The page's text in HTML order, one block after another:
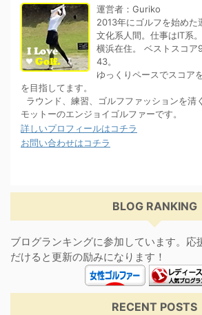
運営者：Guriko
2013年にゴルフを始めた
文化系人間。仕事はIT系。
横浜在住。 ベストスコア
43。
ゆっくりペースでスコア
を目指してます。
ラウンド、練習、ゴルフファッションを清
モットーのエンジョイゴルファーです。
詳しいプロフィールはコチラ
お問い合わせはコチラ
BLOG RANKING
ブログランキングに参加しています。応
だけると更新の励みになります！
RECENT POSTS